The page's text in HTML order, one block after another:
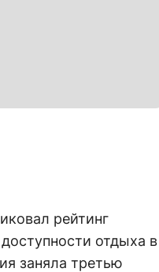
рейтинг
отдыха в
заняла третью